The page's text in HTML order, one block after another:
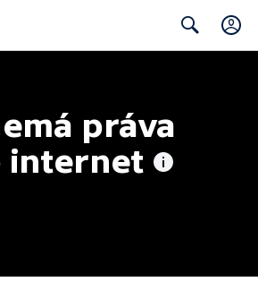
práva
internet